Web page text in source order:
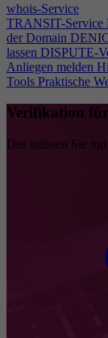
whois-Service
TRANSIT-Service
der Domain
lassen DISPUTE-
Anliegen melden
Tools Praktische
Verifikation
Das müssen Sie tun